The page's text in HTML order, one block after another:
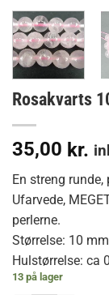
Rosakvarts
35,00 kr.
En streng
Ufarvede,
perlerne.
Størrelse: 10 mm
Hulstørrelse: ca
13 på lager